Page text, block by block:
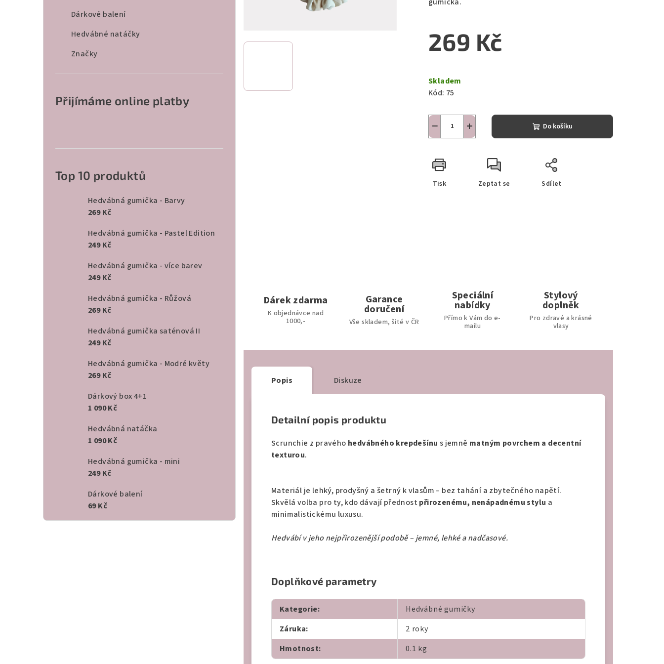
Dárkové balení
Hedvábné natáčky
Značky
Přijímáme online platby
Top 10 produktů
Hedvábná gumička - Barvy
269 Kč
Hedvábná gumička - Pastel Edition
249 Kč
Hedvábná gumička - více barev
249 Kč
Hedvábná gumička - Růžová
269 Kč
Hedvábná gumička saténová II
249 Kč
Hedvábná gumička - Modré květy
269 Kč
Dárkový box 4+1
1 090 Kč
Hedvábná natáčka
1 090 Kč
Hedvábná gumička - mini
249 Kč
Dárkové balení
69 Kč
269 Kč
cena:
Skladem
Kód: 75
+
− Do košíku
Tisk Zeptat se Sdílet
Dárek zdarma
K objednávce nad
1000,-
Garance
doručení
Vše skladem, šité v ČR
Speciální
nabídky
Přímo k Vám do e-
mailu
Stylový
doplněk
Pro zdravé a krásné
vlasy
Popis Diskuze
Detailní popis produktu
Scrunchie z pravého hedvábného krepdešínu s jemně matným povrchem a decentní
texturou.
Materiál je lehký, prodyšný a šetrný k vlasům – bez tahání a zbytečného napětí.
Skvělá volba pro ty, kdo dávají přednost přirozenému, nenápadnému stylu a
minimalistickému luxusu.
Hedvábí v jeho nejpřirozenější podobě – jemné, lehké a nadčasové.
Doplňkové parametry
Kategorie:
Hedvábné gumičky
Záruka:
2 roky
Hmotnost: 0.1 kg